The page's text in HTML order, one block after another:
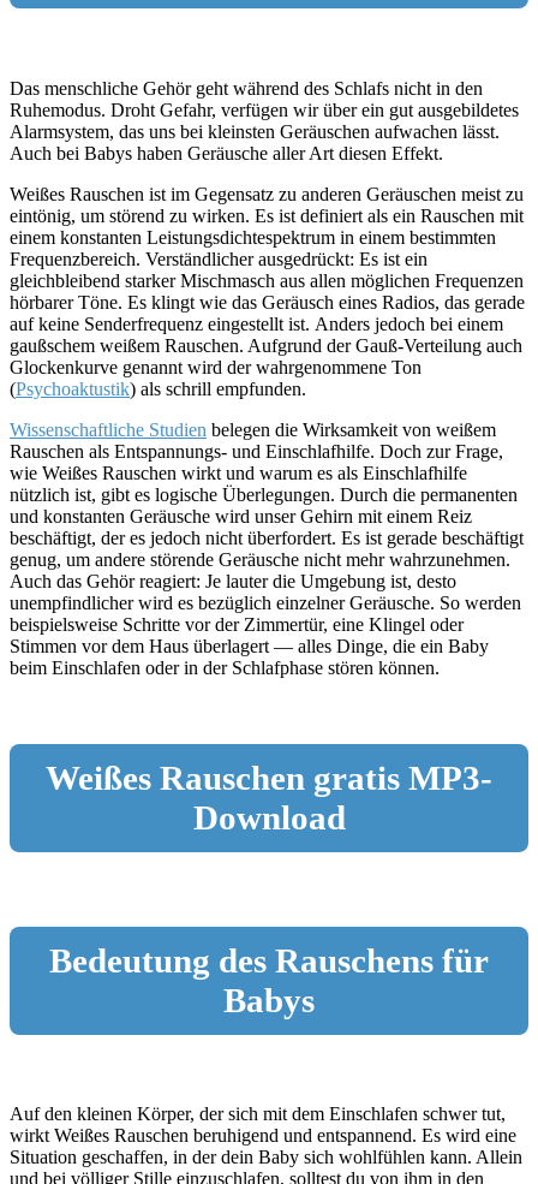
Das menschliche Gehör geht während des Schlafs nicht in den
Ruhemodus. Droht Gefahr, verfügen wir über ein gut ausgebildetes
Alarmsystem, das uns bei kleinsten Geräuschen aufwachen lässt.
Auch bei Babys haben Geräusche aller Art diesen Effekt.
Weißes Rauschen ist im Gegensatz zu anderen Geräuschen meist zu
eintönig, um störend zu wirken. Es ist definiert als ein Rauschen mit
einem konstanten Leistungsdichtespektrum in einem bestimmten
Frequenzbereich. Verständlicher ausgedrückt: Es ist ein
gleichbleibend starker Mischmasch aus allen möglichen Frequenzen
hörbarer Töne. Es klingt wie das Geräusch eines Radios, das gerade
auf keine Senderfrequenz eingestellt ist. Anders jedoch bei einem
gaußschem weißem Rauschen. Aufgrund der Gauß-Verteilung auch
Glockenkurve genannt wird der wahrgenommene Ton
(Psychoaktustik) als schrill empfunden.
Wissenschaftliche Studien belegen die Wirksamkeit von weißem
Rauschen als Entspannungs- und Einschlafhilfe. Doch zur Frage,
wie Weißes Rauschen wirkt und warum es als Einschlafhilfe
nützlich ist, gibt es logische Überlegungen. Durch die permanenten
und konstanten Geräusche wird unser Gehirn mit einem Reiz
beschäftigt, der es jedoch nicht überfordert. Es ist gerade beschäftigt
genug, um andere störende Geräusche nicht mehr wahrzunehmen.
Auch das Gehör reagiert: Je lauter die Umgebung ist, desto
unempfindlicher wird es bezüglich einzelner Geräusche. So werden
beispielsweise Schritte vor der Zimmertür, eine Klingel oder
Stimmen vor dem Haus überlagert — alles Dinge, die ein Baby
beim Einschlafen oder in der Schlafphase stören können.
Weißes Rauschen gratis MP3-
Download
Bedeutung des Rauschens für
Babys
Auf den kleinen Körper, der sich mit dem Einschlafen schwer tut,
wirkt Weißes Rauschen beruhigend und entspannend. Es wird eine
Situation geschaffen, in der dein Baby sich wohlfühlen kann. Allein
und bei völliger Stille einzuschlafen, solltest du von ihm in den